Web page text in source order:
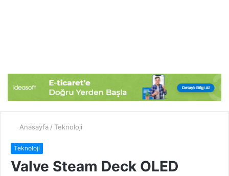
Anasayfa / Teknoloji
Teknoloji
Valve Steam Deck OLED